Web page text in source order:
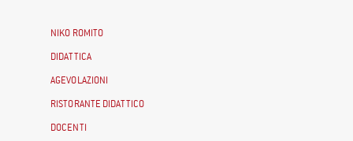
NIKO ROMITO
DIDATTICA
AGEVOLAZIONI
RISTORANTE DIDATTICO
DOCENTI